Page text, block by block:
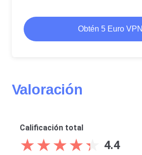
Obtén 5 Euro VPN
Valoración
Calificación total
★★★★★
★★★★★ 4.4